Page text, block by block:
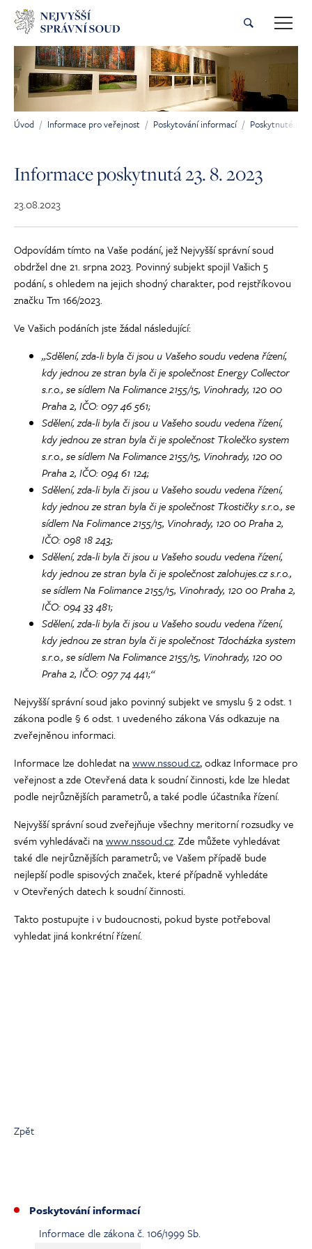
Přeskočit na hlavní obsah
Jsi tady:
Úvod Informace pro veřejnost Poskytování informací Poskytnuté
Informace poskytnutá 23. 8. 2023
23.08.2023
Odpovídám tímto na Vaše podání, jež Nejvyšší správní soud
obdržel dne 21. srpna 2023. Povinný subjekt spojil Vašich 5
podání, s ohledem na jejich shodný charakter, pod rejstříkovou
značku Tm 166/2023.
Ve Vašich podáních jste žádal následující:
„Sdělení, zda-li byla či jsou u Vašeho soudu vedena řízení,
kdy jednou ze stran byla či je společnost Energy Collector
s.r.o., se sídlem Na Folimance 2155/15, Vinohrady, 120 00
Praha 2, IČO: 097 46 561;
Sdělení, zda-li byla či jsou u Vašeho soudu vedena řízení,
kdy jednou ze stran byla či je společnost Tkolečko system
s.r.o., se sídlem Na Folimance 2155/15, Vinohrady, 120 00
Praha 2, IČO: 094 61 124;
Sdělení, zda-li byla či jsou u Vašeho soudu vedena řízení,
kdy jednou ze stran byla či je společnost Tkostičky s.r.o., se
sídlem Na Folimance 2155/15, Vinohrady, 120 00 Praha 2,
IČO: 098 18 243;
Sdělení, zda-li byla či jsou u Vašeho soudu vedena řízení,
kdy jednou ze stran byla či je společnost zalohujes.cz s.r.o.,
se sídlem Na Folimance 2155/15, Vinohrady, 120 00 Praha 2,
IČO: 094 33 481;
Sdělení, zda-li byla či jsou u Vašeho soudu vedena řízení,
kdy jednou ze stran byla či je společnost Tdocházka system
s.r.o., se sídlem Na Folimance 2155/15, Vinohrady, 120 00
Praha 2, IČO: 097 74 441;“
Nejvyšší správní soud jako povinný subjekt ve smyslu § 2 odst. 1
zákona podle § 6 odst. 1 uvedeného zákona Vás odkazuje na
zveřejněnou informaci.
Informace lze dohledat nawww.nssoud.cz, odkaz Informace pro
veřejnost a zde Otevřená data k soudní činnosti, kde lze hledat
podle nejrůznějších parametrů, a také podle účastníka řízení.
Nejvyšší správní soud zveřejňuje všechny meritorní rozsudky ve
svém vyhledávači nawww.nssoud.cz. Zde můžete vyhledávat
také dle nejrůznějších parametrů; ve Vašem případě bude
nejlepší podle spisových značek, které případně vyhledáte
v Otevřených datech k soudní činnosti.
Takto postupujte i v budoucnosti, pokud byste potřeboval
vyhledat jiná konkrétní řízení.
Zpět
Poskytování informací
Informace dle zákona č. 106/1999 Sb.